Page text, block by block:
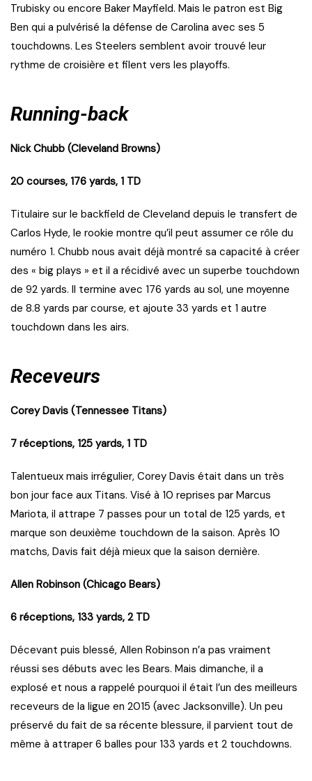
Trubisky ou encore Baker Mayfield. Mais le patron est Big
Ben qui a pulvérisé la défense de Carolina avec ses 5
touchdowns. Les Steelers semblent avoir trouvé leur
rythme de croisière et filent vers les playoffs.
Running-back
Nick Chubb (Cleveland Browns)
20 courses, 176 yards, 1 TD
Titulaire sur le backfield de Cleveland depuis le transfert de
Carlos Hyde, le rookie montre qu’il peut assumer ce rôle du
numéro 1. Chubb nous avait déjà montré sa capacité à créer
des « big plays » et il a récidivé avec un superbe touchdown
de 92 yards. Il termine avec 176 yards au sol, une moyenne
de 8.8 yards par course, et ajoute 33 yards et 1 autre
touchdown dans les airs.
Receveurs
Corey Davis (Tennessee Titans)
7 réceptions, 125 yards, 1 TD
Talentueux mais irrégulier, Corey Davis était dans un très
bon jour face aux Titans. Visé à 10 reprises par Marcus
Mariota, il attrape 7 passes pour un total de 125 yards, et
marque son deuxième touchdown de la saison. Après 10
matchs, Davis fait déjà mieux que la saison dernière.
Allen Robinson (Chicago Bears)
6 réceptions, 133 yards, 2 TD
Décevant puis blessé, Allen Robinson n’a pas vraiment
réussi ses débuts avec les Bears. Mais dimanche, il a
explosé et nous a rappelé pourquoi il était l’un des meilleurs
receveurs de la ligue en 2015 (avec Jacksonville). Un peu
préservé du fait de sa récente blessure, il parvient tout de
même à attraper 6 balles pour 133 yards et 2 touchdowns.